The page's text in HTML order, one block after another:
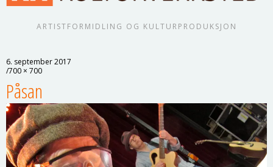
ARTISTFORMIDLING OG KULTURPRODUKSJON
6. september 2017
700 × 700
Påsan